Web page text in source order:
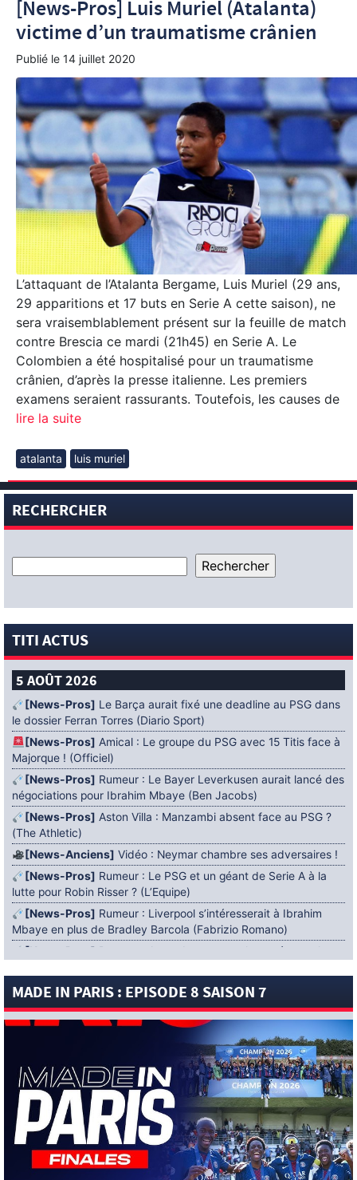
[News-Pros] Luis Muriel (Atalanta)
victime d’un traumatisme crânien
Publié le 14 juillet 2020
L’attaquant de l’Atalanta Bergame, Luis Muriel (29 ans,
29 apparitions et 17 buts en Serie A cette saison), ne
sera vraisemblablement présent sur la feuille de match
contre Brescia ce mardi (21h45) en Serie A. Le
Colombien a été hospitalisé pour un traumatisme
crânien, d’après la presse italienne. Les premiers
examens seraient rassurants. Toutefois, les causes de
lire la suite
atalanta luis muriel
RECHERCHER
TITI ACTUS
5 AOÛT 2026
[News-Pros] Le Barça aurait fixé une deadline au PSG dans
le dossier Ferran Torres (Diario Sport)
[News-Pros] Amical : Le groupe du PSG avec 15 Titis face à
Majorque ! (Officiel)
[News-Pros] Rumeur : Le Bayer Leverkusen aurait lancé des
négociations pour Ibrahim Mbaye (Ben Jacobs)
[News-Pros] Aston Villa : Manzambi absent face au PSG ?
(The Athletic)
[News-Anciens] Vidéo : Neymar chambre ses adversaires !
[News-Pros] Rumeur : Le PSG et un géant de Serie A à la
lutte pour Robin Risser ? (L’Equipe)
[News-Pros] Rumeur : Liverpool s’intéresserait à Ibrahim
Mbaye en plus de Bradley Barcola (Fabrizio Romano)
[News-Pros]
Rumeur : Accord contractuel trouvé entre le
[News-Pros]Rumeur : Le PSG aurait lancé un ultimatum
4 AOÛT 2026
Mercato : Khalil Ayari prêté à Dunkerque
(Officiel)
[News-Anciens]Leverkusen : un retour de Diaby envisagé
(Foot Mercato)
[News-Formation]Nsoki va filer au Dinamo Zagreb
(L’Equipe)
[News-Pros]Rumeur : Suzuki acheté par le PSG puis prêté ?
MADE IN PARIS : EPISODE 8 SAISON 7